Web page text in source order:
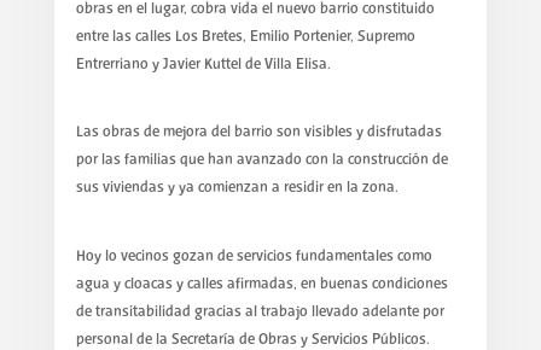
obras en el lugar, cobra vida el nuevo barrio constituido
entre las calles Los Bretes, Emilio Portenier, Supremo
Entrerriano y Javier Kuttel de Villa Elisa.
Las obras de mejora del barrio son visibles y disfrutadas
por las familias que han avanzado con la construcción de
sus viviendas y ya comienzan a residir en la zona.
Hoy lo vecinos gozan de servicios fundamentales como
agua y cloacas y calles afirmadas, en buenas condiciones
de transitabilidad gracias al trabajo llevado adelante por
personal de la Secretaría de Obras y Servicios Públicos.